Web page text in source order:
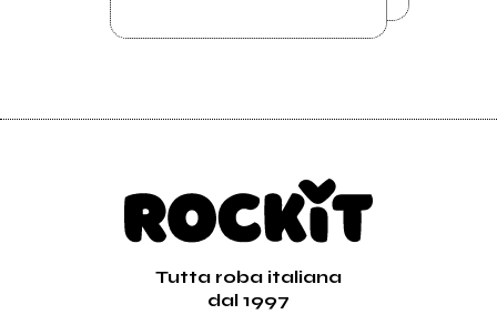
Tutta roba italiana
dal 1997